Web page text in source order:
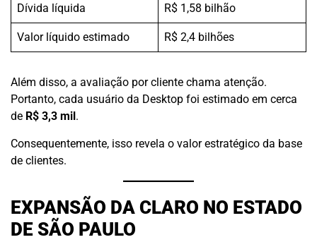
Dívida líquida R$ 1,58 bilhão
Valor líquido estimado R$ 2,4 bilhões
Além disso, a avaliação por cliente chama atenção.
Portanto, cada usuário da Desktop foi estimado em cerca
de R$ 3,3 mil.
Consequentemente, isso revela o valor estratégico da base
de clientes.
EXPANSÃO DA CLARO NO ESTADO
DE SÃO PAULO